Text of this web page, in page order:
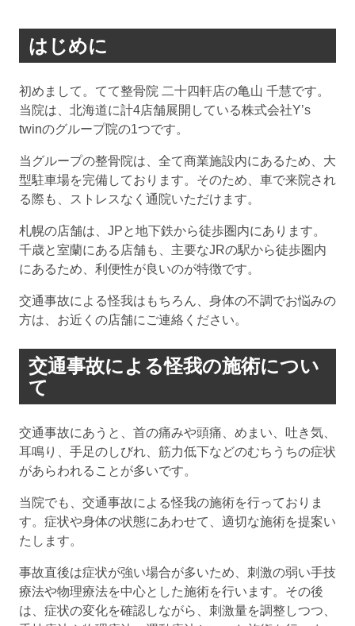
はじめに
初めまして。てて整骨院 二十四軒店の亀山 千慧です。
当院は、北海道に計4店舗展開している株式会社Y’s
twinのグループ院の1つです。
当グループの整骨院は、全て商業施設内にあるため、大
型駐車場を完備しております。そのため、車で来院され
る際も、ストレスなく通院いただけます。
札幌の店舗は、JPと地下鉄から徒歩圏内にあります。
千歳と室蘭にある店舗も、主要なJRの駅から徒歩圏内
にあるため、利便性が良いのが特徴です。
交通事故による怪我はもちろん、身体の不調でお悩みの
方は、お近くの店舗にご連絡ください。
交通事故による怪我の施術につい
て
交通事故にあうと、首の痛みや頭痛、めまい、吐き気、
耳鳴り、手足のしびれ、筋力低下などのむちうちの症状
があらわれることが多いです。
当院でも、交通事故による怪我の施術を行っておりま
す。症状や身体の状態にあわせて、適切な施術を提案い
たします。
事故直後は症状が強い場合が多いため、刺激の弱い手技
療法や物理療法を中心とした施術を行います。その後
は、症状の変化を確認しながら、刺激量を調整しつつ、